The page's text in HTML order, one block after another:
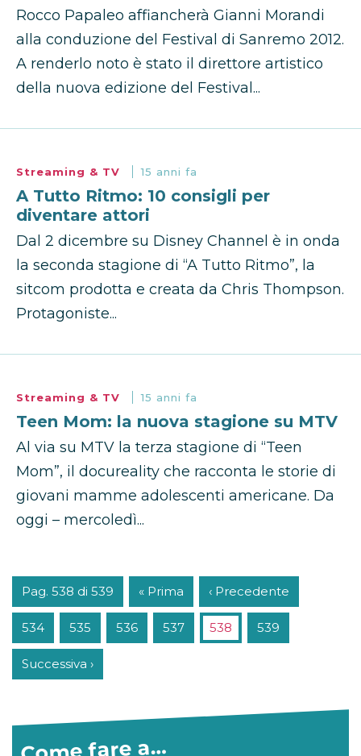
Rocco Papaleo affiancherà Gianni Morandi
alla conduzione del Festival di Sanremo 2012.
A renderlo noto è stato il direttore artistico
della nuova edizione del Festival...
Streaming & TV 15 anni fa
A Tutto Ritmo: 10 consigli per
diventare attori
Dal 2 dicembre su Disney Channel è in onda
la seconda stagione di “A Tutto Ritmo”, la
sitcom prodotta e creata da Chris Thompson.
Protagoniste...
Streaming & TV 15 anni fa
Teen Mom: la nuova stagione su MTV
Al via su MTV la terza stagione di “Teen
Mom”, il docureality che racconta le storie di
giovani mamme adolescenti americane. Da
oggi – mercoledì...
Pag. 538 di 539 « Prima ‹ Precedente
534 535 536 537 538 539
Successiva ›